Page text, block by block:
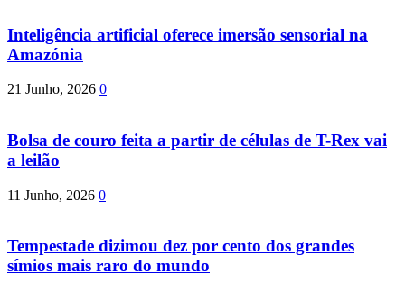
Inteligência artificial oferece imersão sensorial na
Amazónia
21 Junho, 2026 0
Bolsa de couro feita a partir de células de T-Rex vai
a leilão
11 Junho, 2026 0
Tempestade dizimou dez por cento dos grandes
símios mais raro do mundo